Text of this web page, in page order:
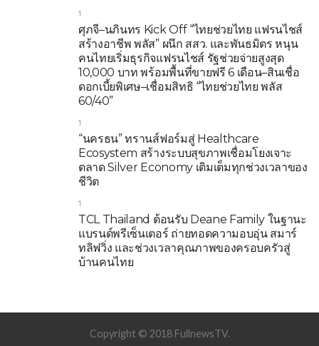
1
ศุภจี–นภินทร Kick Off “ไทยช่วยไทย แฟรนไชส์
สร้างอาชีพ พลัส” ผนึก สสว. และพันธมิตร หนุน
คนไทยเริ่มธุรกิจแฟรนไชส์ รัฐช่วยจ่ายสูงสุด
10,000 บาท พร้อมพื้นที่ขายฟรี 6 เดือน–สินเชื่อ
ดอกเบี้ยพิเศษ–เชื่อมสิทธิ “ไทยช่วยไทย พลัส
60/40”
1
“นครธน” ทรานส์ฟอร์มสู่ Healthcare
Ecosystem สร้างระบบสุขภาพเชื่อมโยงเจาะ
ตลาด Silver Economy เติมเต็มทุกช่วงเวลาของ
ชีวิต
1
TCL Thailand ต้อนรับ Deane Family ในฐานะ
แบรนด์พรีเซ็นเตอร์ ถ่ายทอดความอบอุ่น สมาร์
ทลิฟวิ่ง และช่วงเวลาคุณภาพของครอบครัวสู่
บ้านคนไทย
Copyright © 2018 FullnewsTV.